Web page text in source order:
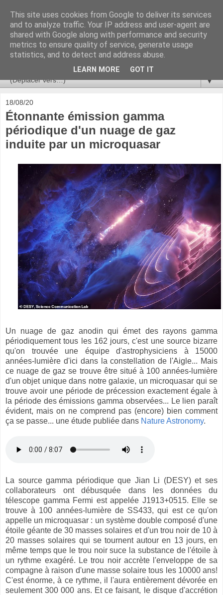
Ça se passe là haut
Astronomie, Astrophysique, Astroparticules, Cosmologie.
L'infini se contemple, indéfiniment. ISSN 2272-5768
▼
18/08/20
Étonnante émission gamma
périodique d'un nuage de gaz
induite par un microquasar
Un nuage de gaz anodin qui émet des rayons gamma
périodiquement tous les 162 jours, c'est une source bizarre
qu'on trouvée une équipe d'astrophysiciens à 15000
années-lumière d'ici dans la constellation de l'Aigle... Mais
ce nuage de gaz se trouve être situé à 100 années-lumière
d'un objet unique dans notre galaxie, un microquasar qui se
trouve avoir une période de précession exactement égale à
la période des émissions gamma observées... Le lien paraît
évident, mais on ne comprend pas (encore) bien comment
ça se passe... une étude publiée dans Nature Astronomy.
La source gamma périodique que Jian Li (DESY) et ses
collaborateurs ont débusquée dans les données du
télescope gamma Fermi est appelée J1913+0515. Elle se
trouve à 100 années-lumière de SS433, qui est ce qu'on
appelle un microquasar : un système double composé d'une
étoile géante de 30 masses solaires et d'un trou noir de 10 à
20 masses solaires qui se tournent autour en 13 jours, en
même temps que le trou noir suce la substance de l'étoile à
un rythme exagéré. Le trou noir accrète l'enveloppe de sa
compagne à raison d'une masse solaire tous les 10000 ans!
C'est énorme, à ce rythme, il l'aura entièrement dévorée en
seulement 300 000 ans. Et ce faisant, le disque d'accrétion
This site uses cookies from Google to deliver its services
and to analyze traffic. Your IP address and user-agent are
shared with Google along with performance and security
metrics to ensure quality of service, generate usage
statistics, and to detect and address abuse.
LEARN MORE GOT IT